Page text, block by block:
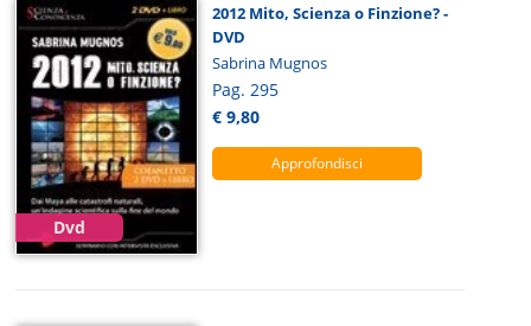
Dvd
2012 Mito, Scienza o Finzione? -
DVD
Sabrina Mugnos
Pag. 295
€ 9,80
Approfondisci